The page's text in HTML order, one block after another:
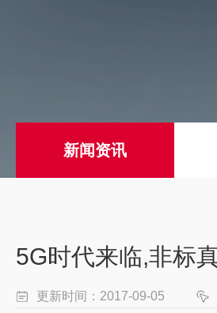
新闻资讯
5G时代来临,非标
更新时间：2017-09-05